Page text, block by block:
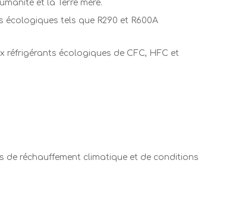
et la Terre mère.
tels que R290 et R600A
écologiques de CFC, HFC et
de réchauffement climatique et de conditions